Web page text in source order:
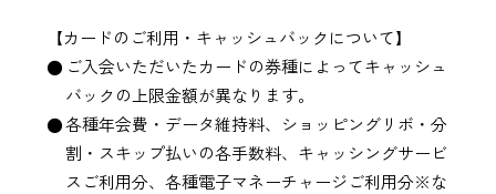
【カードのご利用・キャッシュバックについて】
ご入会いただいたカードの券種によってキャッシュ
バックの上限金額が異なります。
各種年会費・データ維持料、ショッピングリボ・分
割・スキップ払いの各手数料、キャッシングサービ
スご利用分、各種電子マネーチャージご利用分※な